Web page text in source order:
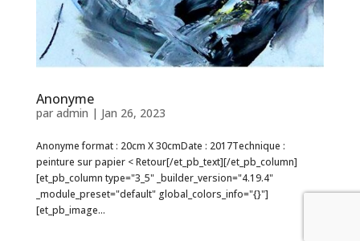
Anonyme
par admin | Jan 26, 2023
Anonyme format : 20cm X 30cmDate : 2017Technique :
peinture sur papier < Retour[/et_pb_text][/et_pb_column]
[et_pb_column type="3_5" _builder_version="4.19.4"
_module_preset="default" global_colors_info="{}"]
[et_pb_image...